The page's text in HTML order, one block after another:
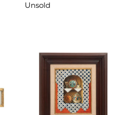
90 cm
Unsold